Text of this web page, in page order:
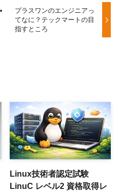
プラスワンのエンジニアっ
てなに？テックマートの目
指すところ
Linux技術者認定試験
LinuC レベル2 資格取得レ